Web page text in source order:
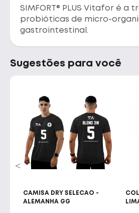
SIMFORT® PLUS Vitafor é
probióticas de micro-
gastrointestinal.
Sugestões para você
CAMISA DRY SELECAO -
ALEMANHA GG